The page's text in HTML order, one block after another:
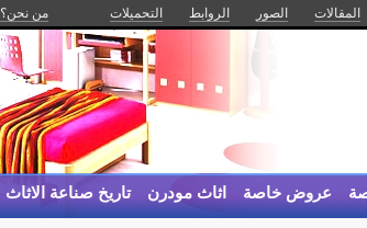
المقالات الصور الروابط التحميلات من نحن؟
عروض خاصة اثاث مودرن تاريخ صناعة الاثاث